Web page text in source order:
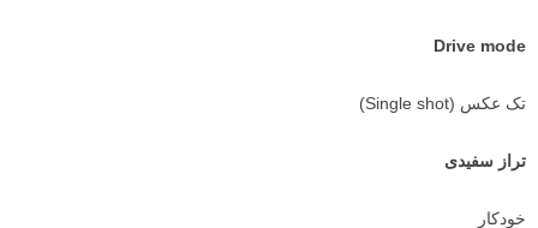
Drive mode
تک عکس (‌Single shot)
تراز سفیدی
خودکار